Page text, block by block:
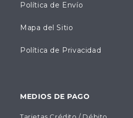
Política de Envío
Mapa del Sitio
Política de Privacidad
MEDIOS DE PAGO